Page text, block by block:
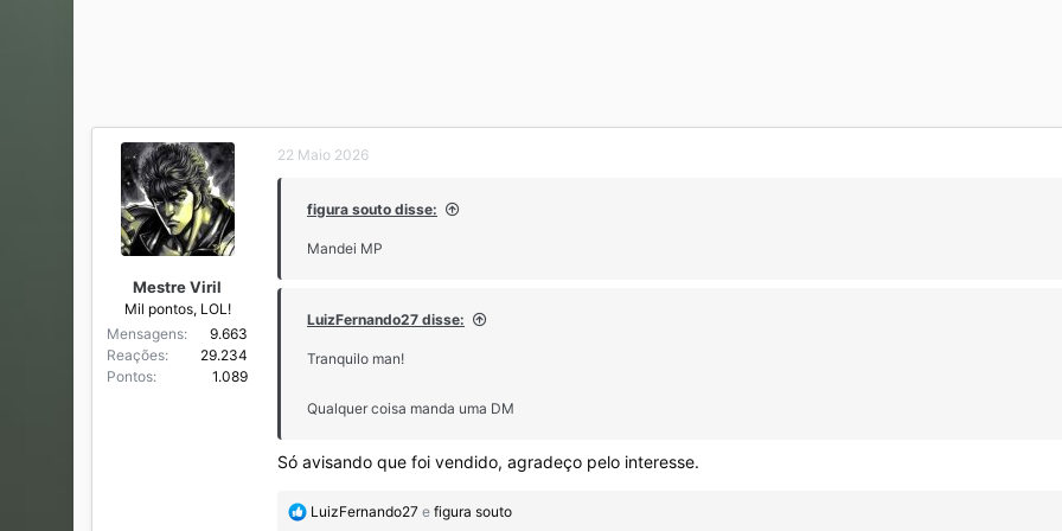
Mestre Viril
Mil pontos, LOL!
Mensagens
9.663
Reações
29.234
Pontos
1.089
22 Maio 2026
figura souto disse:
Mandei MP
LuizFernando27 disse:
Tranquilo man!
Qualquer coisa manda uma DM
Só avisando que foi vendido, agradeço pelo interesse.
RLuizFernando27 e figura souto